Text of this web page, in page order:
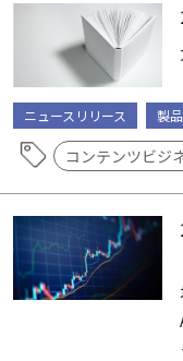
ニュースリリース 製
コンテンツビジ